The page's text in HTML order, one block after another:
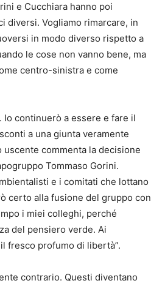
e Cucchiara hanno poi
diversi. Vogliamo rimarcare, in
in modo diverso rispetto a
le cose non vanno bene, ma
centro-sinistra e come
Io continuerò a essere e fare il
a una giunta veramente
commenta la decisione
Tommaso Gorini.
e i comitati che lottano
certo alla fusione del gruppo con
i miei colleghi, perché
del pensiero verde. Ai
fresco profumo di libertà”.
contrario. Questi diventano